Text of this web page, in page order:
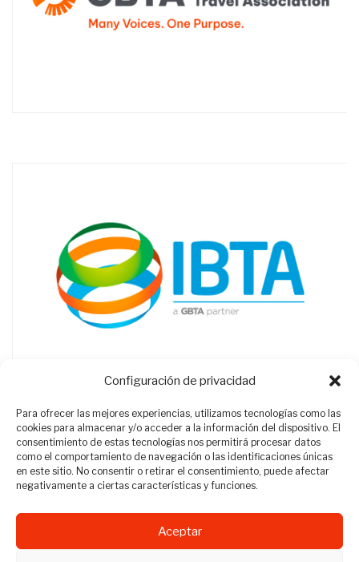
Configuración de privacidad
Para ofrecer las mejores experiencias, utilizamos tecnologías como las
cookies para almacenar y/o acceder a la información del dispositivo. El
consentimiento de estas tecnologías nos permitirá procesar datos
como el comportamiento de navegación o las identificaciones únicas
en este sitio. No consentir o retirar el consentimiento, puede afectar
negativamente a ciertas características y funciones.
Aceptar